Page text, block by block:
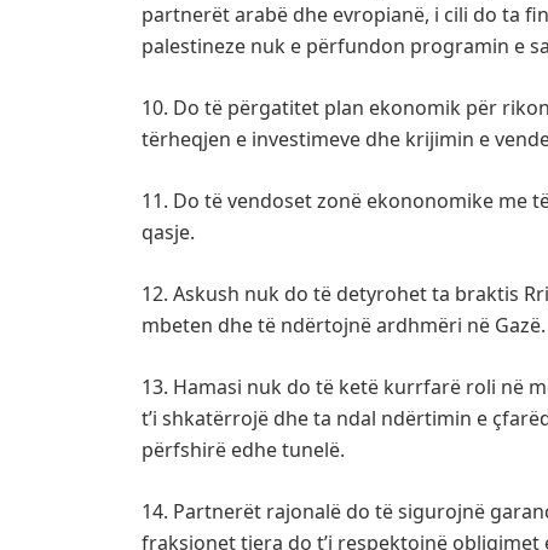
partnerët arabë dhe evropianë, i cili do ta
palestineze nuk e përfundon programin e
10. Do të përgatitet plan ekonomik për
tërheqjen e investimeve dhe krijimin e
11. Do të vendoset zonë ekononomike me
qasje.
12. Askush nuk do të detyrohet ta braktis
mbeten dhe të ndërtojnë ardhmëri në Gazë.
13. Hamasi nuk do të ketë kurrfarë roli në
t’i shkatërrojë dhe ta ndal ndërtimin e
përfshirë edhe tunelë.
14. Partnerët rajonalë do të sigurojnë
fraksionet tjera do t’i respektojnë obligimet